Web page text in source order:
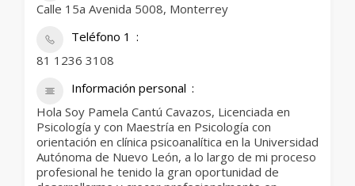
Calle 15a Avenida 5008, Monterrey
Teléfono 1
81 1236 3108
Información personal
Hola Soy Pamela Cantú Cavazos, Licenciada en
Psicología y con Maestría en Psicología con
orientación en clínica psicoanalítica en la Universidad
Autónoma de Nuevo León, a lo largo de mi proceso
profesional he tenido la gran oportunidad de